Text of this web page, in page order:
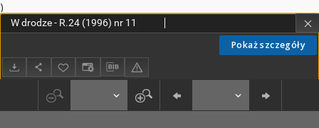
)
Pokaż szczegóły
W drodze - R.24 (1996) nr 11